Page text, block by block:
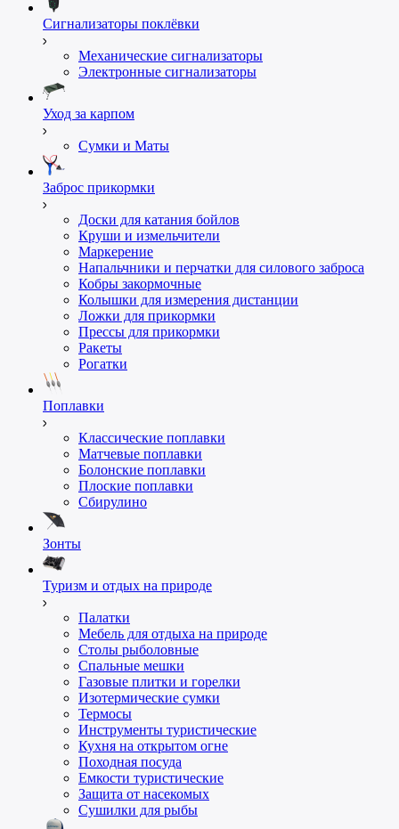
Сигнализаторы поклёвки
Механические сигнализаторы
Электронные сигнализаторы
Уход за карпом
Сумки и Маты
Заброс прикормки
Доски для катания бойлов
Круши и измельчители
Маркерение
Напальчники и перчатки для силового заброса
Кобры закормочные
Колышки для измерения дистанции
Ложки для прикормки
Пресcы для прикормки
Ракеты
Рогатки
Поплавки
Классические поплавки
Матчевые поплавки
Болонские поплавки
Плоские поплавки
Сбирулино
Зонты
Туризм и отдых на природе
Палатки
Мебель для отдыха на природе
Столы рыболовные
Спальные мешки
Газовые плитки и горелки
Изотермические сумки
Термосы
Инструменты туристические
Кухня на открытом огне
Походная посуда
Емкости туристические
Защита от насекомых
Сушилки для рыбы